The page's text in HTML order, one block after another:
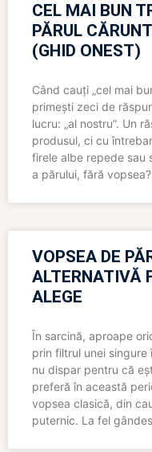
CEL MAI BUN
PĂRUL
(GHID ONEST)
Când cauți „cel mai
primești zeci de
lucru: „al nostru”. Un
produsul, ci cu
firele albe repede sau
a părului, fără
VOPSEA DE
ALTERNATIVĂ
ALEGE
În sarcină, aproape
prin filtrul unei singure
nu dispar pentru că
preferă în această
vopsea clasică, din
puternic. La fel